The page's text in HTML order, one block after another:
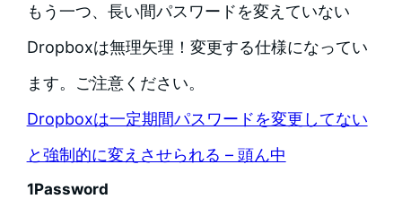
もう一つ、長い間パスワードを変えていない
Dropboxは無理矢理！変更する仕様になってい
ます。ご注意ください。
Dropboxは一定期間パスワードを変更してない
と強制的に変えさせられる – 頭ん中
1Password